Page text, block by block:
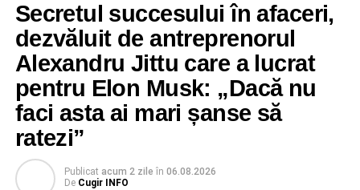
Secretul succesului în afaceri,
dezvăluit de antreprenorul
Alexandru Jittu care a lucrat
pentru Elon Musk: „Dacă nu
faci asta ai mari șanse să
ratezi”
Publicat acum 2 zile în 06.08.2026
De Cugir INFO